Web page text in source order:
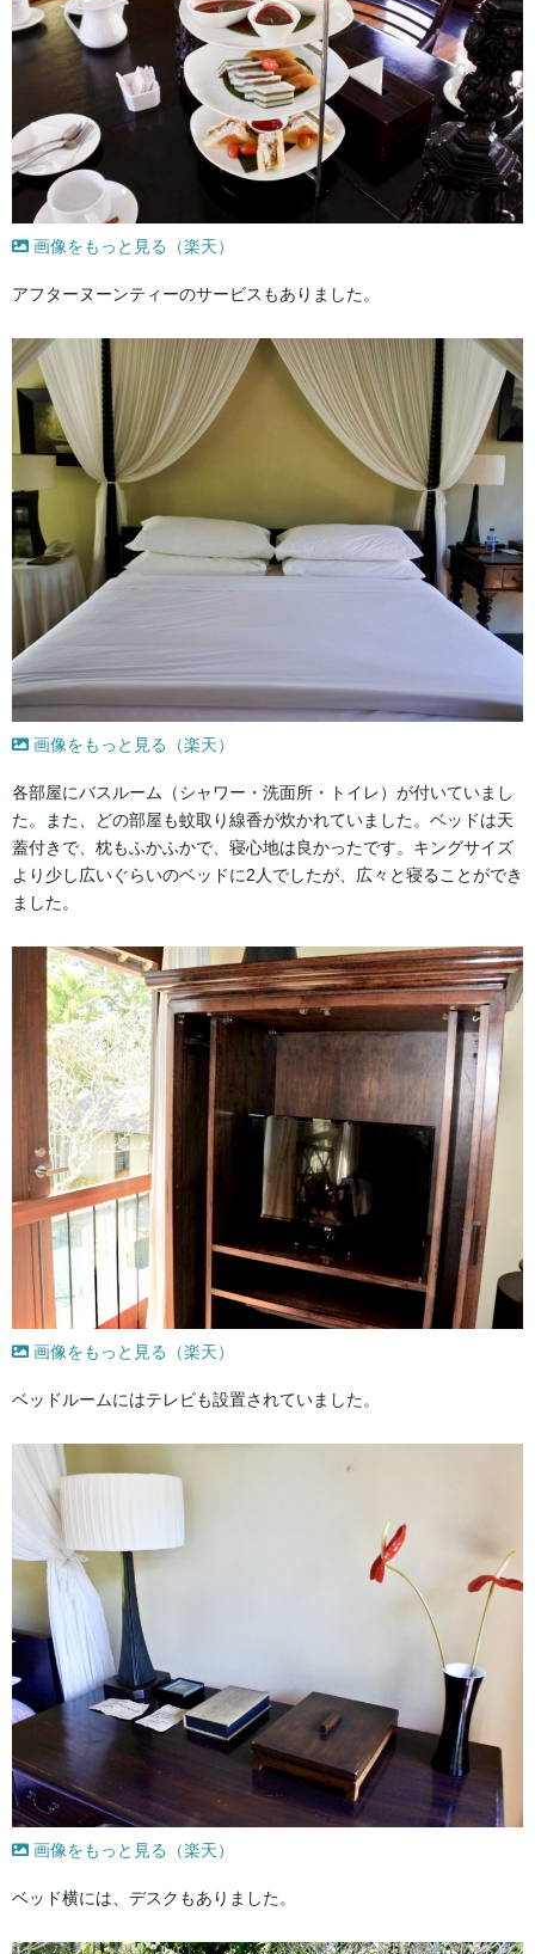
画像をもっと見る（楽天）
アフターヌーンティーのサービスもありました。
画像をもっと見る（楽天）
各部屋にバスルーム（シャワー・洗面所・トイレ）が付いていまし
た。また、どの部屋も蚊取り線香が炊かれていました。ベッドは天
蓋付きで、枕もふかふかで、寝心地は良かったです。キングサイズ
より少し広いぐらいのベッドに2人でしたが、広々と寝ることができ
ました。
画像をもっと見る（楽天）
ベッドルームにはテレビも設置されていました。
画像をもっと見る（楽天）
ベッド横には、デスクもありました。